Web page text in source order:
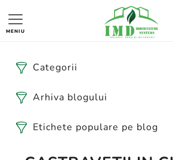
MENIU
Categorii
Arhiva blogului
Etichete populare pe blog